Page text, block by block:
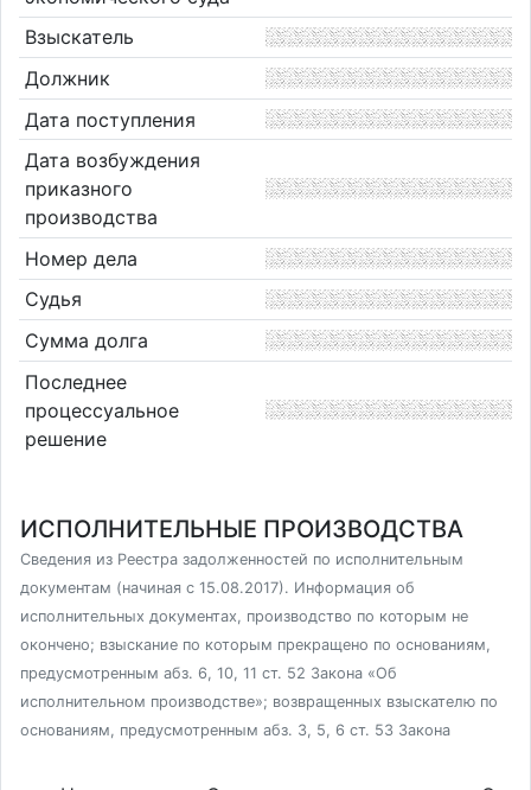
Взыскатель
Должник
Дата поступления
Дата возбуждения
приказного
производства
Номер дела
Судья
Сумма долга
Последнее
процессуальное
решение
ИСПОЛНИТЕЛЬНЫЕ ПРОИЗВОДСТВА
Сведения из Реестра задолженностей по исполнительным
документам (начиная с 15.08.2017). Информация об
исполнительных документах, производство по которым не
окончено; взыскание по которым прекращено по основаниям,
предусмотренным абз. 6, 10, 11 ст. 52 Закона «Об
исполнительном производстве»; возвращенных взыскателю по
основаниям, предусмотренным абз. 3, 5, 6 ст. 53 Закона